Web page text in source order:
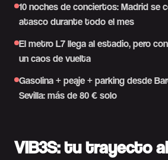
10 noches de conciertos: Madrid se
atasco durante todo el mes
El metro L7 llega al estadio, pero
un caos de vuelta
Gasolina + peaje + parking desde
Sevilla: más de 80 € solo
VIB3S: tu trayecto al